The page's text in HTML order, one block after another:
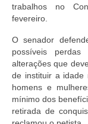
trabalhos no
fevereiro.
O senador
possíveis
alterações que
de instituir a idade
homens e
mínimo dos
retirada de